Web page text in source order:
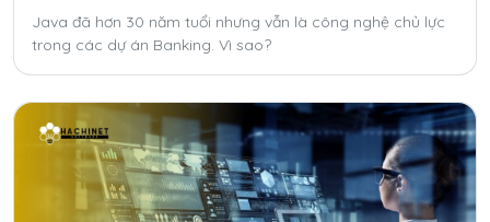
Java đã hơn 30 năm tuổi nhưng vẫn là công nghệ chủ lực
trong các dự án Banking. Vì sao?